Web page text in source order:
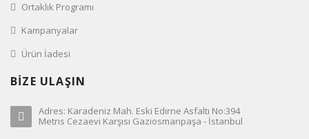
Ortaklık Programı
Kampanyalar
Ürün İadesi
BİZE ULAŞIN
Adres: Karadeniz Mah. Eski Edirne Asfaltı No:394
Metris Cezaevi Karşısı Gaziosmanpaşa - İstanbul